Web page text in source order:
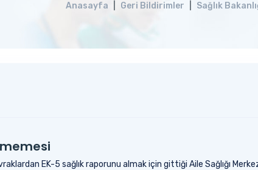
Anasayfa Geri Bildirimler Sağlık
EK-5 sağlık raporunu almak için gittiği Aile Sağlığı